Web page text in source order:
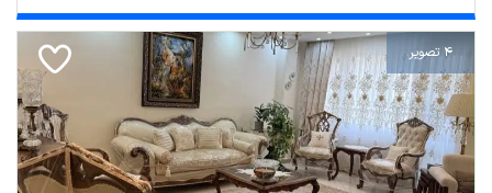
4 تصویر